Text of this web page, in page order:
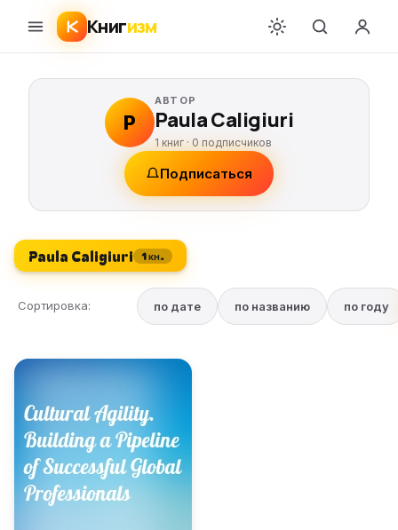
Книгизм
P
АВТОР
Paula Caligiuri
1 книг · 0 подписчиков
Подписаться
Paula Caligiuri 1 кн.
Сортировка: по дате по названию по году